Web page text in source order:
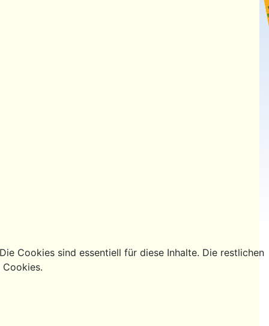
Cookies sind essentiell für diese Inhalte. Die restlichen